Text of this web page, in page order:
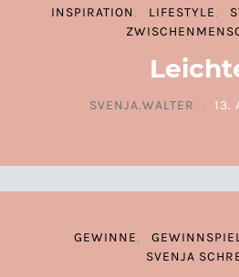
INSPIRATION LIFESTYLE
SVENJA.WALTER 13.
GEWINNE
SVENJA